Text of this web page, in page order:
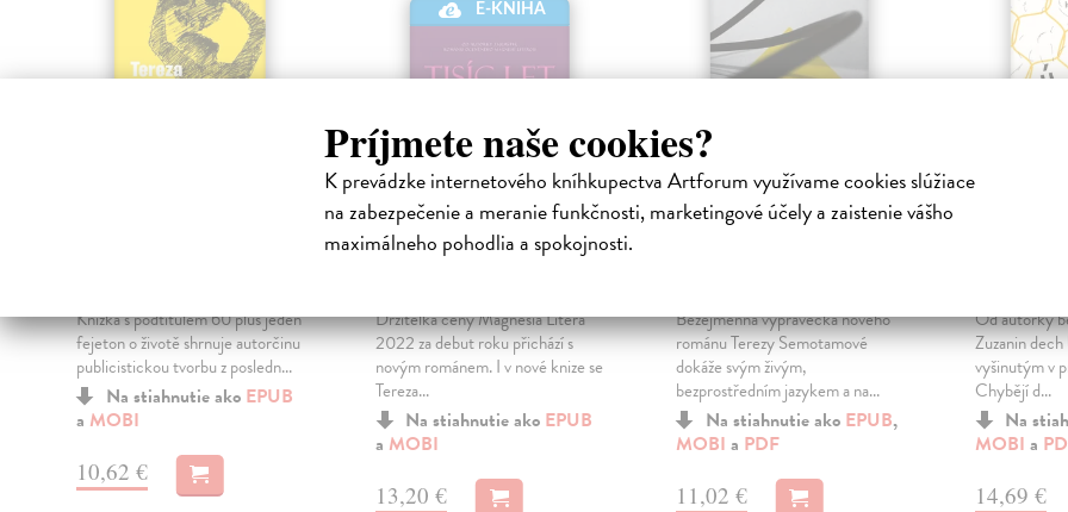
Príjmete naše cookies?
K prevádzke internetového kníhkupectva Artforum využívame cookies slúžiace
na zabezpečenie a meranie funkčnosti, marketingové účely a zaistenie vášho
maximálneho pohodlia a spokojnosti.
Knížka s podtitulem 60 plus jeden
fejeton o životě shrnuje autorčinu
publicistickou tvorbu z posledn...
Na stiahnutie ako EPUB
a MOBI
10,62 €
E-KNIHA
Tisíc let samoty
Držitelka ceny Magnesia Litera
2022 za debut roku přichází s
novým románem. I v nové knize se
Tereza...
Na stiahnutie ako EPUB
a MOBI
13,20 €
Bezejmenná vypravěčka nového
románu Terezy Semotamové
dokáže svým živým,
bezprostředním jazykem a na...
Na stiahnutie ako EPUB,
MOBI a PDF
11,02 €
Od autorky
Zuzanin
vyšinutým v
Chybějí d...
Na
MOBI a
14,69 €